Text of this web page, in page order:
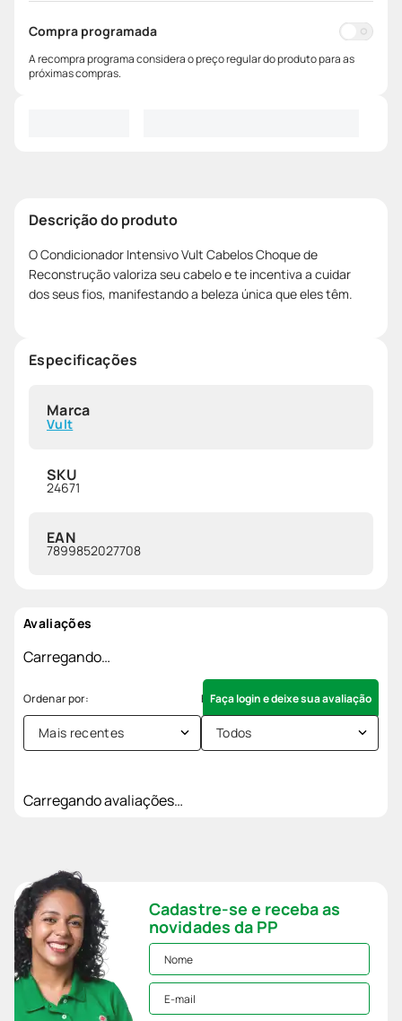
Compra programada
A recompra programa considera o preço regular do produto para as
próximas compras.
Descrição do produto
O Condicionador Intensivo Vult Cabelos Choque de
Reconstrução valoriza seu cabelo e te incentiva a cuidar
dos seus fios, manifestando a beleza única que eles têm.
Especificações
Marca
Vult
SKU
24671
EAN
7899852027708
Avaliações
Carregando…
Faça login e deixe sua avaliação
Mais recentes Todos
Carregando avaliações…
Cadastre-se e receba as
novidades da PP